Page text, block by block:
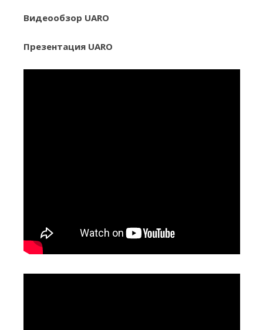
Видеообзор UARO
Презентация UARO